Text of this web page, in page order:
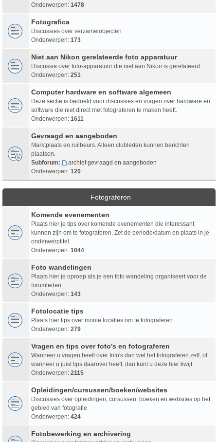
Onderwerpen: 1478
Fotografica
Discussies over verzamelobjecten
Onderwerpen: 173
Niet aan Nikon gerelateerde foto apparatuur
Discussie over foto-apparatuur die niet aan Nikon is gerelateerd
Onderwerpen: 251
Computer hardware en software algemeen
Deze sectie is bedoeld voor discussies en vragen over hardware en
software die niet direct met fotograferen te maken heeft.
Onderwerpen: 1611
Gevraagd en aangeboden
Marktplaats en ruilbeurs. Alleen clubleden kunnen berichten
plaatsen.
Subforum:
archief gevraagd en aangeboden
Onderwerpen: 120
Fotograferen
Komende evenementen
Plaats hier je tips over komende evenementen die interessant
kunnen zijn om te fotograferen. Zet de periode/datum en plaats in je
onderwerptitel.
Onderwerpen: 1044
Foto wandelingen
Plaats hier je oproep als je een foto wandeling organiseert voor de
forumleden.
Onderwerpen: 143
Fotolocatie tips
Plaats hier tips over mooie locaties om te fotograferen.
Onderwerpen: 279
Vragen en tips over foto's en fotograferen
Wanneer u vragen heeft over foto's dan wel het fotograferen zelf, of
wanneer u juist tips daarover heeft, dan kunt u deze hier kwijt.
Onderwerpen: 2115
Opleidingen/cursussen/boeken/websites
Discussies over opleidingen, cursussen, boeken en websites op het
gebied van fotografie
Onderwerpen: 424
Fotobewerking en archivering